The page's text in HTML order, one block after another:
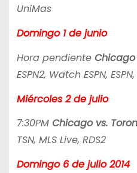
UniMas
Domingo 1 de junio
Hora pendiente Chicago
ESPN2, Watch ESPN,
Miércoles 2 de julio
7:30PM Chicago vs.
TSN, MLS Live, RDS2
Domingo 6 de julio 2014